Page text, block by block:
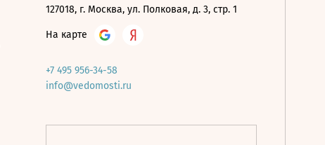
127018, г. Москва, ул. Полковая, д. 3, стр. 1
На карте
+7 495 956-34-58
info@vedomosti.ru